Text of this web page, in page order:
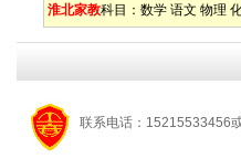
淮北家教科目： 数学 语文 物理
联系电话：15215533456